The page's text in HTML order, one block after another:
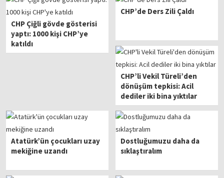
CHP Çiğli gövde gösterisi
yaptı: 1000 kişi CHP’ye
katıldı
CHP’de Ders Zili Çaldı
CHP’li Vekil Türeli’den
dönüşüm tepkisi: Acil
dediler iki bina yıktılar
Atatürk’ün çocukları uzay
mekiğine uzandı
Dostluğumuzu daha da
sıklaştıralım